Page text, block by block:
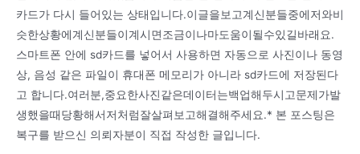
카드가 다시 들어있는 상태입니다.이글을보고계신분들중에저와비
슷한상황에계신분들이계시면조금이나마도움이될수있길바래요.
스마트폰 안에 sd카드를 넣어서 사용하면 자동으로 사진이나 동영
상, 음성 같은 파일이 휴대폰 메모리가 아니라 sd카드에 저장된다
고 합니다.여러분,중요한사진같은데이터는백업해두시고문제가발
생했을때당황해서저처럼잘살펴보고해결해주세요.* 본 포스팅은
복구를 받으신 의뢰자분이 직접 작성한 글입니다.